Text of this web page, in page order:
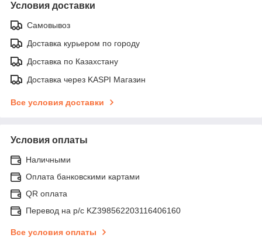
Условия доставки
Самовывоз
Доставка курьером по городу
Доставка по Казахстану
Доставка через KASPI Магазин
Все условия доставки
Условия оплаты
Наличными
Оплата банковскими картами
QR оплата
Перевод на р/с KZ398562203116406160
Все условия оплаты